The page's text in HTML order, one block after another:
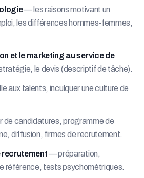
— les raisons motivant un
les différences hommes-femmes,
et le marketing au service de
le devis (descriptif de tâche).
aux talents, inculquer une culture de
de candidatures, programme de
diffusion, firmes de recrutement.
recrutement— préparation,
référence, tests psychométriques.